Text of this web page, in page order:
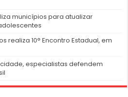
municípios para atualizar
realiza 10° Encontro Estadual, em
especialistas defendem